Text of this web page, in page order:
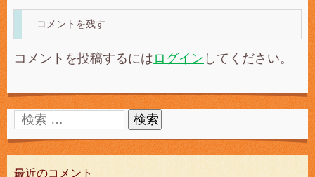
コメントを残す
コメントを投稿するには ログイン してください。
最近のコメント